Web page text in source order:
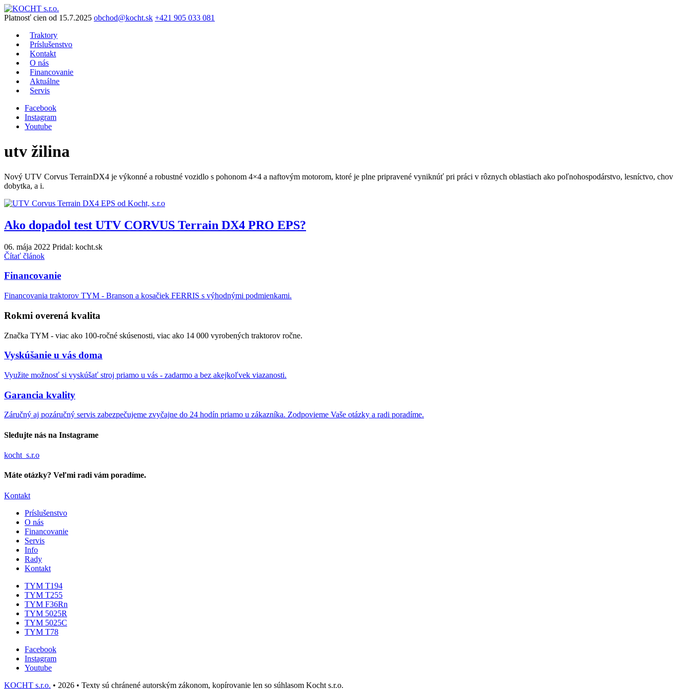
Preskočiť
na
Platnosť cien od 15.7.2025 obchod@kocht.sk +421 905 033 081
Traktory
Príslušenstvo
Kontakt
O nás
Financovanie
Aktuálne
Servis
Facebook
Instagram
Youtube
utv žilina
Nový UTV Corvus TerrainDX4 je výkonné a robustné vozidlo s pohonom 4×4 a naftovým motorom, ktoré je plne pripravené vyniknúť pri práci v rôznych oblastiach ako poľnohospodárstvo, lesníctvo, chov
dobytka, a i.
Ako dopadol test UTV CORVUS Terrain DX4 PRO EPS?
06. mája 2022 Pridal: kocht.sk
Čítať článok
Financovanie
Financovania traktorov TYM - Branson a kosačiek FERRIS s výhodnými podmienkami.
Rokmi overená kvalita
Značka TYM - viac ako 100-ročné skúsenosti, viac ako 14 000 vyrobených traktorov ročne.
Vyskúšanie u vás doma
Využite možnosť si vyskúšať stroj priamo u vás - zadarmo a bez akejkoľvek viazanosti.
Garancia kvality
Záručný aj pozáručný servis zabezpečujeme zvyčajne do 24 hodín priamo u zákazníka. Zodpovieme Vaše otázky a radi poradíme.
Sledujte nás na Instagrame
kocht_s.r.o
Máte otázky? Veľmi radi vám poradíme.
Kontakt
Príslušenstvo
O nás
Financovanie
Servis
Info
Rady
Kontakt
TYM T194
TYM T255
TYM F36Rn
TYM 5025R
TYM 5025C
TYM T78
Facebook
Instagram
Youtube
KOCHT s.r.o. • 2026 • Texty sú chránené autorským zákonom, kopírovanie len so súhlasom Kocht s.r.o.